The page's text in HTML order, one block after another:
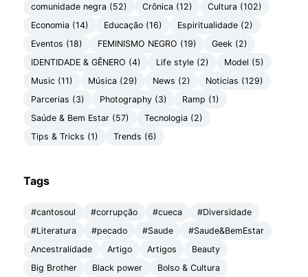
comunidade negra (52)
Crônica (12)
Cultura (102)
Economia (14)
Educação (16)
Espiritualidade (2)
Eventos (18)
FEMINISMO NEGRO (19)
Geek (2)
IDENTIDADE & GÊNERO (4)
Life style (2)
Model (5)
Music (11)
Música (29) News (2)
Noticias (129)
Parcerias (3)
Photography (3)
Ramp (1)
Saúde & Bem Estar (57)
Tecnologia (2)
Tips & Tricks (1)
Trends (6)
Tags
#cantosoul #corrupção #cueca
#Diversidade
#Literatura
#pecado #Saude
#Saude&BemEstar
Ancestralidade
Artigo Artigos
Beauty
Big Brother
Black power
Bolso & Cultura